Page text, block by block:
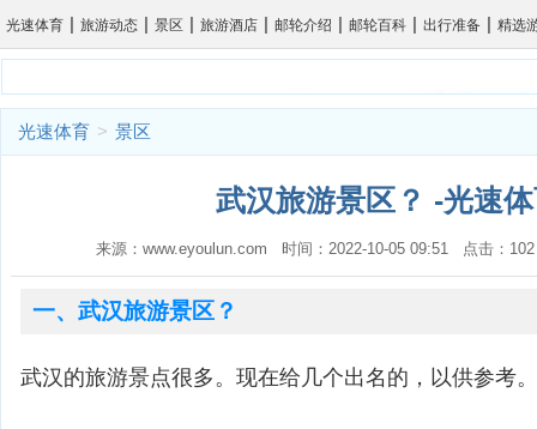
光速体育 | 旅游动态 | 景区 | 旅游酒店 | 邮轮介绍 | 邮轮百科 | 出行准备 | 精选
光速体育 > 景区
武汉旅游景区？ -光速
来源：www.eyoulun.com 时间：2022-10-05 09:51 点击：
一、武汉旅游景区？
武汉的旅游景点很多。现在给几个出名的，以供参考。